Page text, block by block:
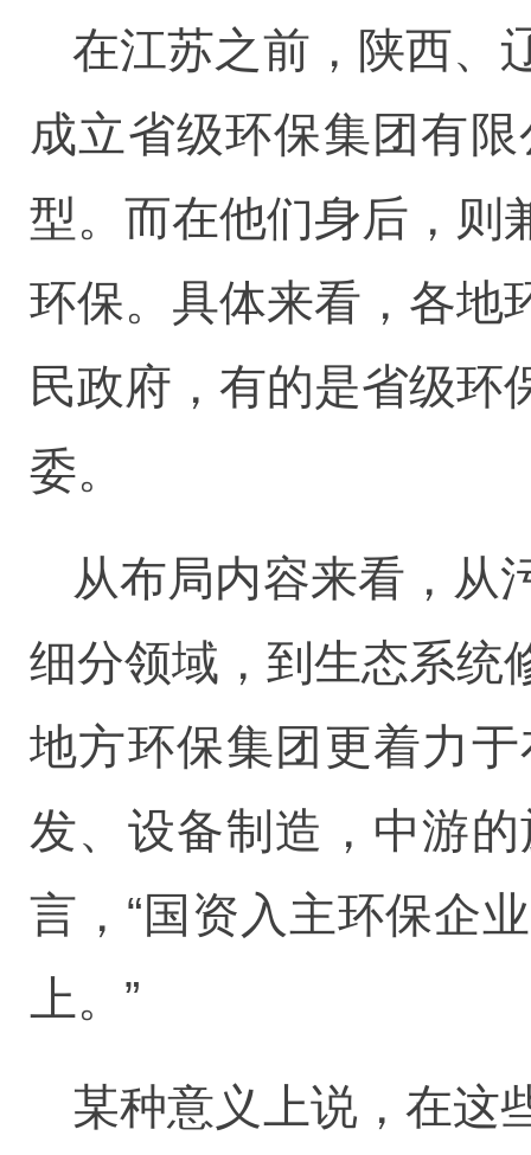
在江苏之前，陕西、
成立省级环保集团有
型。而在他们身后，则
环保。具体来看，各地
民政府，有的是省级环
委。
从布局内容来看，从
细分领域，到生态系统
地方环保集团更着力
发、设备制造，中游
言，“国资入主环保企
上。”
某种意义上说，在这